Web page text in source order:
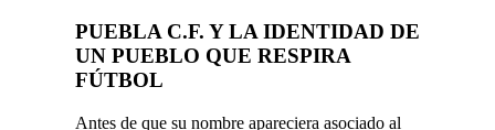
PUEBLA C.F. Y LA IDENTIDAD DE
UN PUEBLO QUE RESPIRA
FÚTBOL
Antes de que su nombre apareciera asociado al